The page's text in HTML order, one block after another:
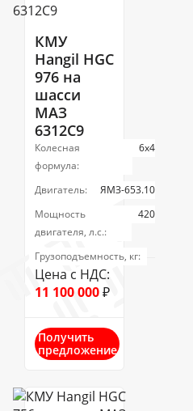
КМУ
Hangil HGC
976 на
шасси
МАЗ
6312С9
Колесная
формула:
6х4
Двигатель:
ЯМЗ-653.10
Мощность
двигателя, л.с.:
420
Грузоподъемность, кг:
Цена с НДС:
11 100 000₽
Получить
предложение